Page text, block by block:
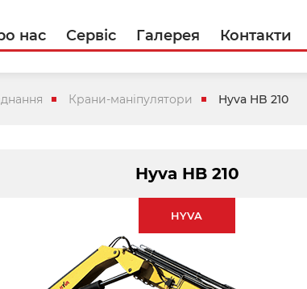
нас Сервіс Галерея Контакти
Крани-маніпулятори Hyva HB 210
Hyva HB 210
HYVA